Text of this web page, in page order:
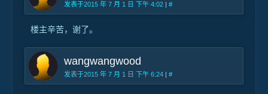
发表于2015 年 7 月 1 日 下午 4:02 | #
楼主辛苦，谢了。
wangwangwood
发表于2015 年 7 月 1 日 下午 6:24 | #